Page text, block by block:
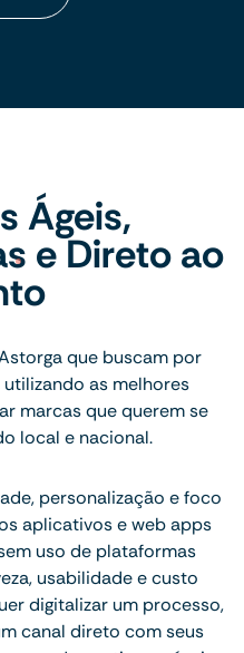
Ágeis,
e Direto ao
que buscam por
as melhores
marcas que querem se
local e nacional.
personalização e foco
aplicativos e web apps
uso de plataformas
usabilidade e custo
digitalizar um processo,
canal direto com seus